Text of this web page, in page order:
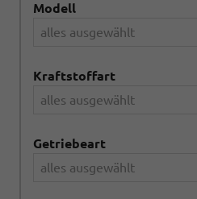
Modell
alles ausgewählt
Kraftstoffart
alles ausgewählt
Getriebeart
alles ausgewählt